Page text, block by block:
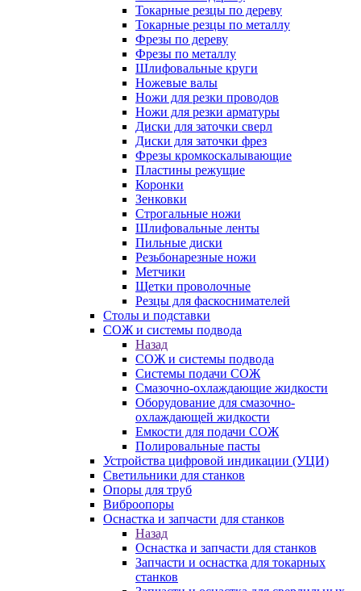
Токарные резцы по дереву
Токарные резцы по металлу
Фрезы по дереву
Фрезы по металлу
Шлифовальные круги
Ножевые валы
Ножи для резки проводов
Ножи для резки арматуры
Диски для заточки сверл
Диски для заточки фрез
Фрезы кромкоскалывающие
Пластины режущие
Коронки
Зенковки
Строгальные ножи
Шлифовальные ленты
Пильные диски
Резьбонарезные ножи
Метчики
Щетки проволочные
Резцы для фаскоснимателей
Столы и подставки
СОЖ и системы подвода
Назад
СОЖ и системы подвода
Системы подачи СОЖ
Смазочно-охлаждающие жидкости
Оборудование для смазочно-
охлаждающей жидкости
Емкости для подачи СОЖ
Полировальные пасты
Устройства цифровой индикации (УЦИ)
Светильники для станков
Опоры для труб
Виброопоры
Оснастка и запчасти для станков
Назад
Оснастка и запчасти для станков
Запчасти и оснастка для токарных
станков